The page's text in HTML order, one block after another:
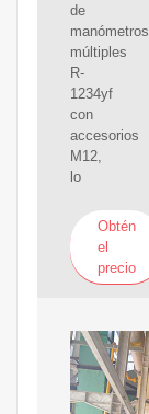
de
manómetros
múltiples
R-
1234yf
con
accesorios
M12,
lo
Obtén
el
precio